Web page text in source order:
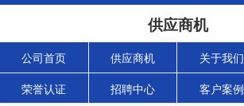
供应商机
公司首页 供应商机 关于我们
荣誉认证 招聘中心 客户案例